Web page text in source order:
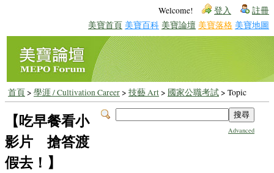
Welcome! 登入 註冊
美寶首頁 美寶百科 美寶論壇 美寶落格 美寶地圖
首頁> 學涯 / Cultivation Career> 技藝 Art> 國家公職考試> Topic
Advanced
【吃早餐看小
影片 搶答渡
假去！】